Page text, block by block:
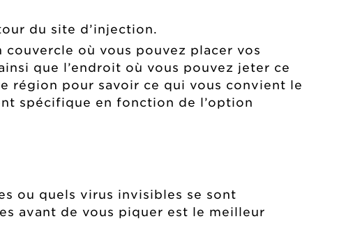
du site d’injection.
où vous pouvez placer vos
que l’endroit où vous pouvez jeter ce
région pour savoir ce qui vous convient le
spécifique en fonction de l’option
ou quels virus invisibles se sont
avant de vous piquer est le meilleur